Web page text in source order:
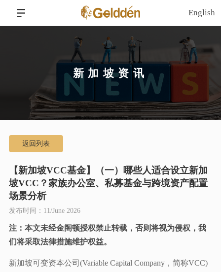
English
新加坡资讯
返回列表
【新加坡VCC基金】（一）哪些人适合设立新加
坡VCC？家族办公室、私募基金与跨境资产配置
场景分析
发布时间：11/June 2026
注：本文未经金阁顿授权禁止转载，否则将视为侵权，我
们将采取法律措施维护权益。
新加坡可变资本公司(Variable Capital Company，简称VCC)